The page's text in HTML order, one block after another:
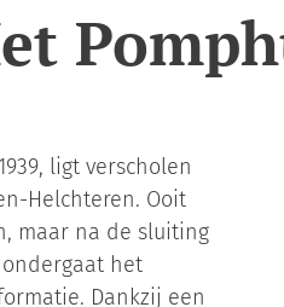
ligt verscholen
Helchteren. Ooit
maar na de sluiting
het
Dankzij een